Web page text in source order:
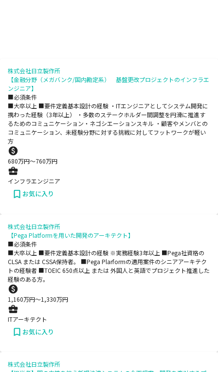
株式会社日立製作所
【金融分野（メガバンク/国内勘定系） 基盤更改プロジェクトのインフラエ
ンジニア】
■必須条件
■大卒以上 ■要件定義基本設計の経験 ・ITエンジニアとしてシステム開発に
携わった経験（3年以上） ・多数のステークホルダー間調整を円滑に推進す
るためのコミュニケーション・ネゴシエーションスキル ・顧客やメンバとの
コミュニケーション、未経験分野に対する挑戦に対してフットワークが軽い
方
680万円〜760万円
インフラエンジニア
お気に入り
株式会社日立製作所
【Pega Platformを用いた開発のアーキテクト】
■必須条件
■大卒以上 ■要件定義基本設計の経験 ※実務経験3年以上 ■Pega社資格の
CLSA または CSSA保持者。 ■Pega Plarformの適用案件のシニアアーキテク
トの経験者 ■TOEIC 650点以上 または 外国人と英語でプロジェクト推進した
経験のある方。
1,160万円〜1,330万円
ITアーキテクト
お気に入り
株式会社日立製作所